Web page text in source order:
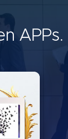
APPs.